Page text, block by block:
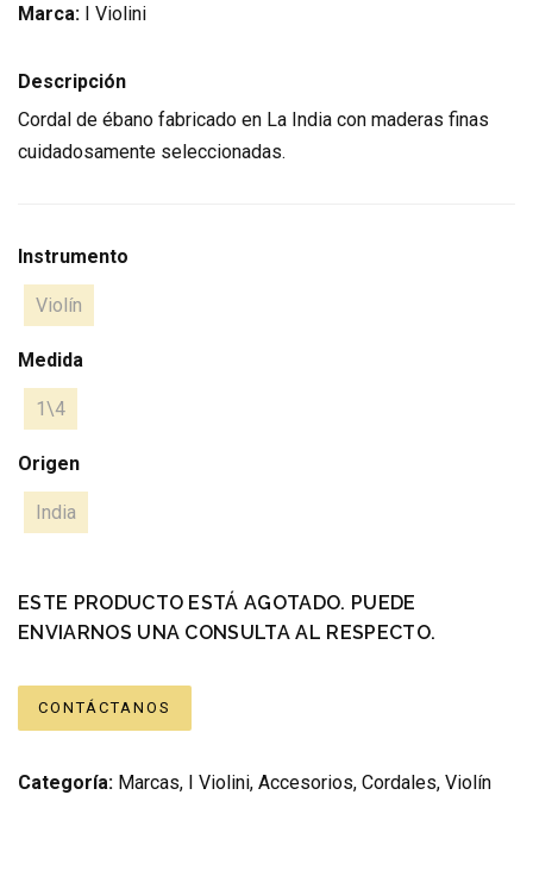
Marca: I Violini
Descripción
Cordal de ébano fabricado en La India con maderas finas
cuidadosamente seleccionadas.
Instrumento
Violín
Medida
1\4
Origen
India
ESTE PRODUCTO ESTÁ AGOTADO. PUEDE
ENVIARNOS UNA CONSULTA AL RESPECTO.
CONTÁCTANOS
Categoría: Marcas, I Violini, Accesorios, Cordales, Violín